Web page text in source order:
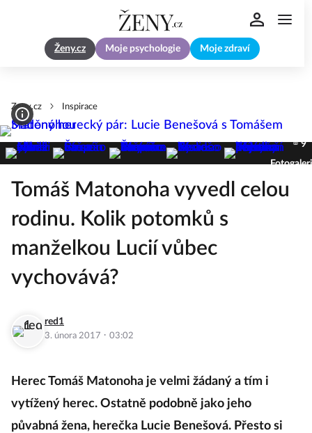
Ženy.cz Moje psychologie Moje zdraví
Zeny.cz Inspirace
9
Tomáš Matonoha vyvedl celou
rodinu. Kolik potomků s
manželkou Lucií vůbec
vychovává?
red1
3. února 2017 · 03:02
Herec Tomáš Matonoha je velmi žádaný a tím i
vytížený herec. Ostatně podobně jako jeho
půvabná žena, herečka Lucie Benešová. Přesto si